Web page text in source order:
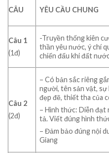
CÂU YÊU CẦU CHUNG
Câu 1
(1đ)
-Truyền thống kiên
thần yêu nước, ý chí
chiến đấu khi đất
Câu 2
(2đ)
– Có bản sắc riêng
người, tên sản vật, sự
đẹp đẽ, thiết tha của
– Hình thức: Diễn đạt
tả. Viết đúng hình
– Đảm bảo đúng nội
Giang